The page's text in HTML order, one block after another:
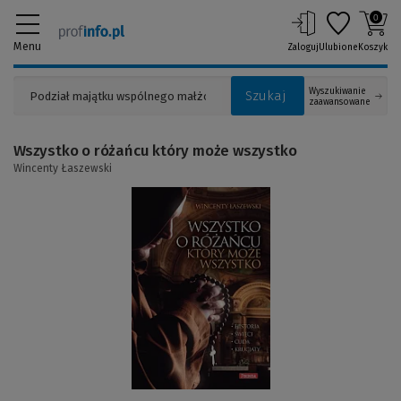
Menu
Szukaj
Wyszukiwanie
zaawansowane
ZalogujUlubione
0
Koszyk
(Link
do
Wszystko o różańcu który może wszystko
Wincenty Łaszewski